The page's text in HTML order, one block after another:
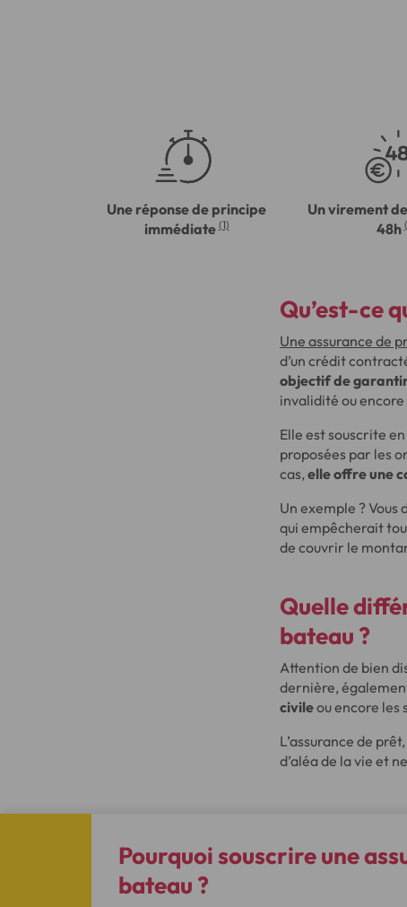
Une réponse de principe
immédiate (1)
Un virement
48h
Qu’est-ce
Une assurance de
d’un crédit
objectif de
invalidité ou encore
Elle est souscrite
proposées par les
cas,elle offre une
Un exemple ?
qui empêcherait
de couvrir le
Quelle
bateau ?
Attention de bien
dernière,
civileou encore les
L’assurance de
d’aléa de la vie et
Pourquoi souscrire une
bateau ?